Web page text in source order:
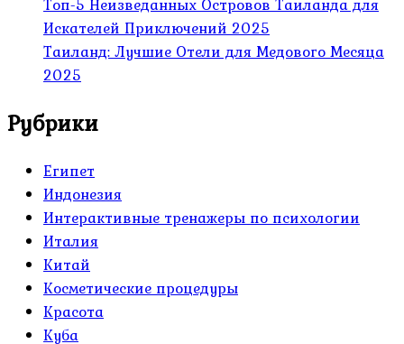
Искателей Приключений 2025
Таиланд: Лучшие Отели для Медового Месяца
2025
Рубрики
Египет
Индонезия
Интерактивные тренажеры по психологии
Италия
Китай
Косметические процедуры
Красота
Куба